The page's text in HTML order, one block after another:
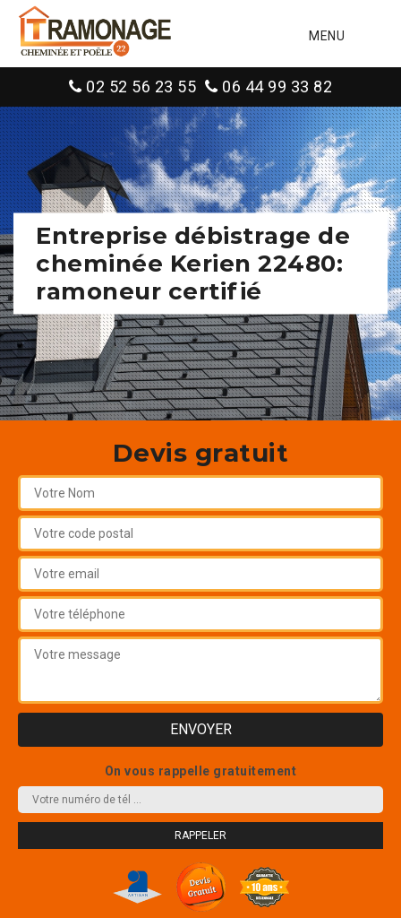
MENU
02 52 56 23 55 06 44 99 33 82
Entreprise débistrage de
cheminée Kerien 22480:
ramoneur certifié
Devis gratuit
On vous rappelle gratuitement